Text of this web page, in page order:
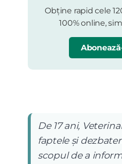
Obține rapid cele
100% online,
De 17 ani,
faptele și
scopul de a